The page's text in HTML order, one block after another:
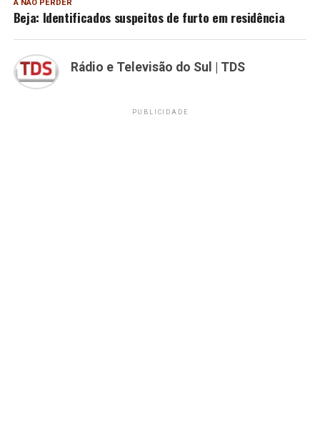
A NÃO PERDER
Beja: Identificados suspeitos de furto em residência
Rádio e Televisão do Sul | TDS
PUBLICIDADE